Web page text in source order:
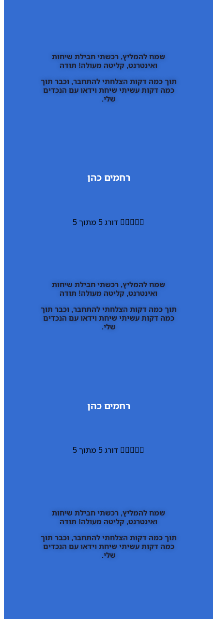
שמח להמליץ, רכשתי חבילת שיחות
ואינטרנט, קליטה מעולה! תודה
תוך כמה דקות הצלחתי להתחבר, וכבר תוך
כמה דקות עשיתי שיחת וידאו עם הנכדים
שלי.
רחמים כהן
 דורג 5 מתוך 5
שמח להמליץ, רכשתי חבילת שיחות
ואינטרנט, קליטה מעולה! תודה
תוך כמה דקות הצלחתי להתחבר, וכבר תוך
כמה דקות עשיתי שיחת וידאו עם הנכדים
שלי.
רחמים כהן
 דורג 5 מתוך 5
שמח להמליץ, רכשתי חבילת שיחות
ואינטרנט, קליטה מעולה! תודה
תוך כמה דקות הצלחתי להתחבר, וכבר תוך
כמה דקות עשיתי שיחת וידאו עם הנכדים
שלי.